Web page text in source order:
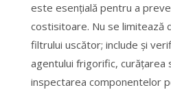
este esențială pentru a
costisitoare. Nu se limitează
filtrului uscător; include și
agentului frigorific, curățarea
inspectarea componentelor